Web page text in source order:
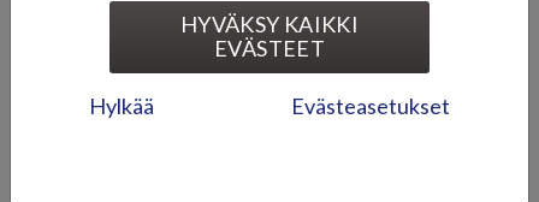
HYVÄKSY KAIKKI
EVÄSTEET
Hylkää Evästeasetukset